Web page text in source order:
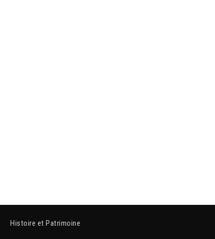
Histoire et Patrimoine